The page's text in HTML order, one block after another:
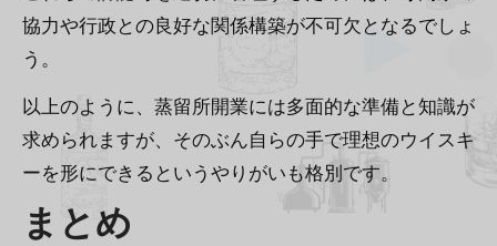
協力や行政との良好な関係構築が不可欠となるでしょ
う。
以上のように、蒸留所開業には多面的な準備と知識が
求められますが、そのぶん自らの手で理想のウイスキ
ーを形にできるというやりがいも格別です。
まとめ